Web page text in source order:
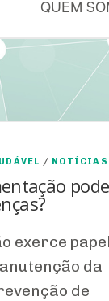
QUEM
/ NOTÍCIAS
pode
exerce papel
da
de